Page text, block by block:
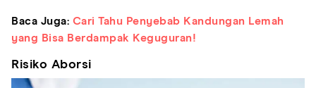
Baca Juga: Cari Tahu Penyebab Kandungan Lemah
yang Bisa Berdampak Keguguran!
Risiko Aborsi